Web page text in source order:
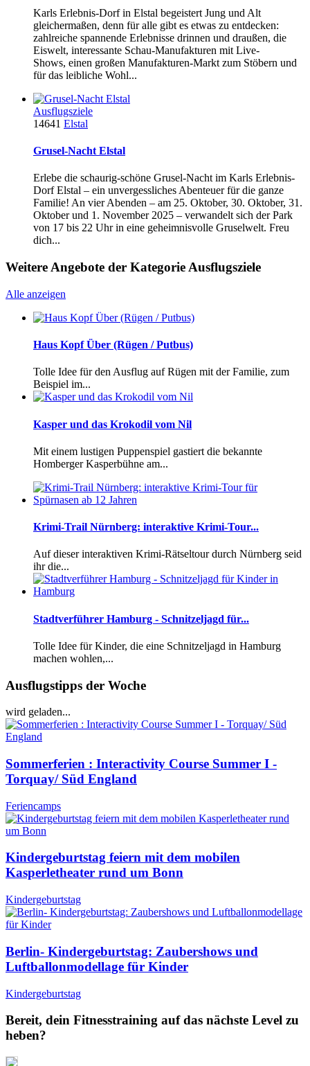
Karls Erlebnis-Dorf in Elstal begeistert Jung und Alt
gleichermaßen, denn für alle gibt es etwas zu entdecken:
zahlreiche spannende Erlebnisse drinnen und draußen, die
Eiswelt, interessante Schau-Manufakturen mit Live-
Shows, einen großen Manufakturen-Markt zum Stöbern und
für das leibliche Wohl...
Ausflugsziele
14641 Elstal
Grusel-Nacht Elstal
Erlebe die schaurig-schöne Grusel-Nacht im Karls Erlebnis-
Dorf Elstal – ein unvergessliches Abenteuer für die ganze
Familie! An vier Abenden – am 25. Oktober, 30. Oktober, 31.
Oktober und 1. November 2025 – verwandelt sich der Park
von 17 bis 22 Uhr in eine geheimnisvolle Gruselwelt. Freu
dich...
Weitere Angebote der Kategorie Ausflugsziele
Alle anzeigen
Haus Kopf Über (Rügen / Putbus)
Tolle Idee für den Ausflug auf Rügen mit der Familie, zum
Beispiel im...
Kasper und das Krokodil vom Nil
Mit einem lustigen Puppenspiel gastiert die bekannte
Homberger Kasperbühne am...
Krimi-Trail Nürnberg: interaktive Krimi-Tour...
Auf dieser interaktiven Krimi-Rätseltour durch Nürnberg seid
ihr die...
Stadtverführer Hamburg - Schnitzeljagd für...
Tolle Idee für Kinder, die eine Schnitzeljagd in Hamburg
machen wohlen,...
Ausflugstipps der Woche
wird geladen...
Sommerferien : Interactivity Course Summer I -
Torquay/ Süd England
Feriencamps
Kindergeburtstag feiern mit dem mobilen
Kasperletheater rund um Bonn
Kindergeburtstag
Berlin- Kindergeburtstag: Zaubershows und
Luftballonmodellage für Kinder
Kindergeburtstag
Bereit, dein Fitnesstraining auf das nächste Level zu
heben?